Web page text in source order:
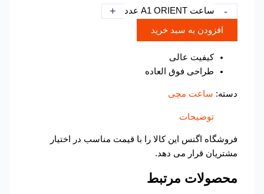
ساعت A1 ORIENT عدد +
افزودن به سبد خرید
کیفیت عالی
طراحی فوق العاده
ساعت مچی
توضیحات
فروشگاه اگنس این کالا را با قیمت مناسب در اختیار
مشتریان قرار می دهد.
محصولات مرتبط